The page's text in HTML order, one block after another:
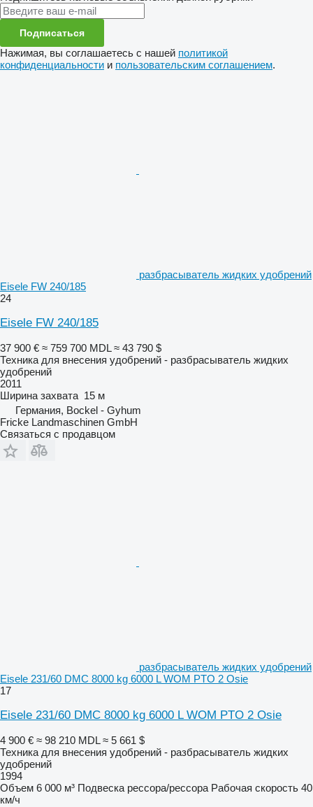
Подписаться
Нажимая, вы соглашаетесь с нашей политикой
конфиденциальности и пользовательским соглашением.
разбрасыватель жидких удобрений
Eisele FW 240/185
24
Eisele FW 240/185
37 900 € ≈ 759 700 MDL ≈ 43 790 $
Техника для внесения удобрений - разбрасыватель жидких
удобрений
2011
Ширина захвата 15 м
Германия, Bockel - Gyhum
Fricke Landmaschinen GmbH
Связаться с продавцом
разбрасыватель жидких удобрений
Eisele 231/60 DMC 8000 kg 6000 L WOM PTO 2 Osie
17
Eisele 231/60 DMC 8000 kg 6000 L WOM PTO 2 Osie
4 900 € ≈ 98 210 MDL ≈ 5 661 $
Техника для внесения удобрений - разбрасыватель жидких
удобрений
1994
Объем 6 000 м³ Подвеска рессора/рессора Рабочая скорость 40
км/ч